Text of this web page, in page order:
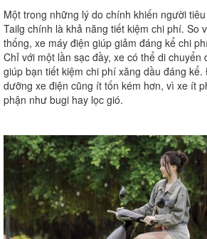
Một trong những lý do chính khiến người
Tailg chính là khả năng tiết kiệm chi phí. So
thống, xe máy điện giúp giảm đáng kể chi
Chỉ với một lần sạc đầy, xe có thể di
giúp bạn tiết kiệm chi phí xăng dầu đáng
dưỡng xe điện cũng ít tốn kém hơn, vì xe ít
phận như bugi hay lọc gió.